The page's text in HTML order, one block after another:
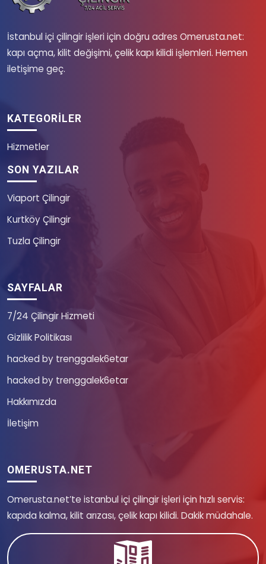
İstanbul içi çilingir işleri için doğru adres Omerusta.net:
kapı açma, kilit değişimi, çelik kapı kilidi işlemleri. Hemen
iletişime geç.
KATEGORILER
Hizmetler
SON YAZILAR
Viaport Çilingir
Kurtköy Çilingir
Tuzla Çilingir
SAYFALAR
7/24 Çilingir Hizmeti
Gizlilik Politikası
hacked by trenggalek6etar
hacked by trenggalek6etar
Hakkımızda
İletişim
OMERUSTA.NET
Omerusta.net’te istanbul içi çilingir işleri için hızlı servis:
kapıda kalma, kilit arızası, çelik kapı kilidi. Dakik müdahale.